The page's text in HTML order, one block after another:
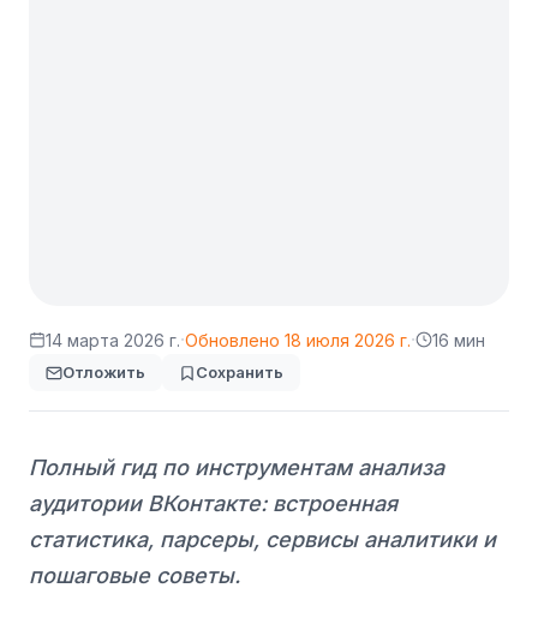
14 марта 2026 г.·Обновлено 18 июля 2026 г.· 16 мин
Отложить Сохранить
Полный гид по инструментам анализа
аудитории ВКонтакте: встроенная
статистика, парсеры, сервисы аналитики и
пошаговые советы.